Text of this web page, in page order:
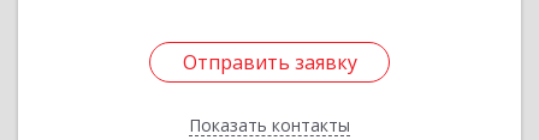
Отправить заявку
Показать контакты
Отправить заявку
Назад